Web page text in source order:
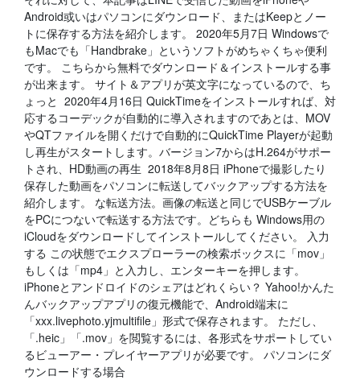
Android或いはパソコンにダウンロード、またはKeepとノー
トに保存する方法を紹介します。 2020年5月7日 Windowsで
もMacでも「Handbrake」というソフトがめちゃくちゃ便利
です。 こちらから無料でダウンロード＆インストールする事
が出来ます。 サイト＆アプリが英文字になっているので、ち
ょっと 2020年4月16日 QuickTimeをインストールすれば、対
応するコーデックが自動的に導入されますのであとは、MOV
やQTファイルを開くだけで自動的にQuickTime Playerが起動
し再生がスタートします。バージョン7からはH.264がサポー
トされ、HD動画の再生 2018年8月8日 iPhoneで撮影したり
保存した動画をパソコンに転送してバックアップする方法を
紹介します。 な転送方法。画像の転送と同じでUSBケーブル
をPCにつないで転送する方法です。どちらも Windows用の
iCloudをダウンロードしてインストールしてください。 入力
する この状態でエクスプローラーの検索ボックスに「mov」
もしくは「mp4」と入力し、エンターキーを押します。
iPhoneとアンドロイドのシェアはどれくらい？ Yahoo!かんた
んバックアップアプリの復元機能で、Android端末に
「xxx.livephoto.yjmultifile」形式で保存されます。 ただし、
「.heic」「.mov」を閲覧するには、各形式をサポートしてい
るビューアー・プレイヤーアプリが必要です。 パソコンにダ
ウンロードする場合